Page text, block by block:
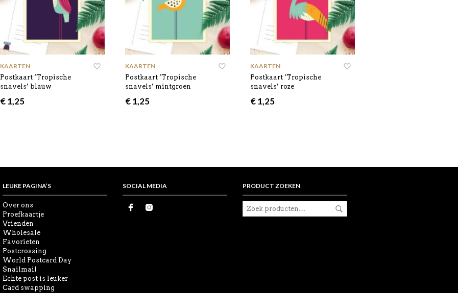
KAARTEN
Postkaart ‘Tropische
snavels’ blauw
€1,25
KAARTEN
Postkaart ‘Tropische
snavels’ mintgroen
€1,25
KAARTEN
Postkaart ‘Tropische
snavels’ roze
€1,25
LEUKE PAGINA’S
Over ons
Proefkaartje
Vrienden
Wholesale
Favorieten
Postcrossing
World Postcard Day
Snailmail
Echte post is leuker
Card swapping
SOCIAL MEDIA PRODUCT ZOEKEN